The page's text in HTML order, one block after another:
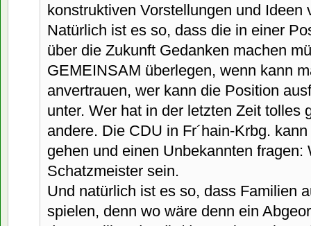
konstruktiven Vorstellungen und Ideen
Natürlich ist es so, dass die in einer
über die Zukunft Gedanken machen
GEMEINSAM überlegen, wenn kann
anvertrauen, wer kann die Position
unter. Wer hat in der letzten Zeit tolles
andere. Die CDU in Fr´hain-Krbg.
gehen und einen Unbekannten fragen:
Schatzmeister sein.
Und natürlich ist es so, dass Familien
spielen, denn wo wäre denn ein